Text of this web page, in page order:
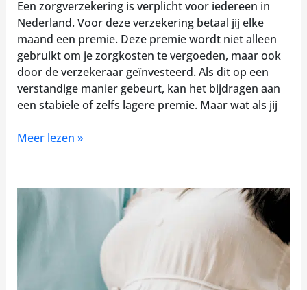
Een zorgverzekering is verplicht voor iedereen in
Nederland. Voor deze verzekering betaal jij elke
maand een premie. Deze premie wordt niet alleen
gebruikt om je zorgkosten te vergoeden, maar ook
door de verzekeraar geïnvesteerd. Als dit op een
verstandige manier gebeurt, kan het bijdragen aan
een stabiele of zelfs lagere premie. Maar wat als jij
Meer lezen »
Zwangerschap
kraamzorg